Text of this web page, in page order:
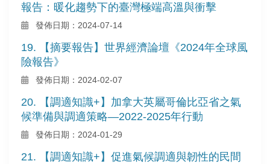
報告：暖化趨勢下的臺灣極端高溫與衝擊
發佈日期：2024-07-14
19. 【摘要報告】世界經濟論壇《2024年全球風
險報告》
發佈日期：2024-02-07
20. 【調適知識+】加拿大英屬哥倫比亞省之氣
候準備與調適策略—2022-2025年行動
發佈日期：2024-01-29
21. 【調適知識+】促進氣候調適與韌性的民間